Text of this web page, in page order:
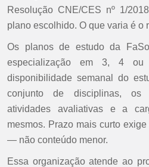
Resolução CNE/CES nº 1/
plano escolhido. O que varia é o
Os planos de estudo da
especialização em 3, 4
disponibilidade semanal do
conjunto de disciplinas, os
atividades avaliativas e a
mesmos. Prazo mais curto
— não conteúdo menor.
Essa organização atende ao